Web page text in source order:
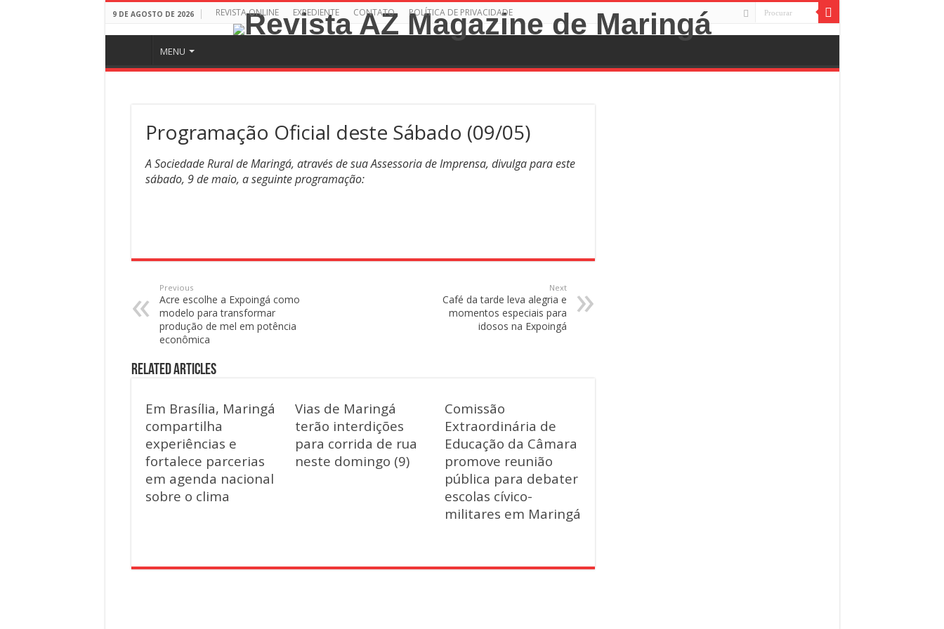
9 DE AGOSTO DE 2026 REVISTA ONLINE EXPEDIENTE CONTATO POLÍTICA DE PRIVACIDADE
MENU
Programação Oficial deste Sábado (09/05)
A Sociedade Rural de Maringá, através de sua Assessoria de Imprensa, divulga para este
sábado, 9 de maio, a seguinte programação:
Previous
Acre escolhe a Expoingá como
modelo para transformar
produção de mel em potência
econômica
Next
Café da tarde leva alegria e
momentos especiais para
idosos na Expoingá
Related Articles
Em Brasília, Maringá
compartilha
experiências e
fortalece parcerias
em agenda nacional
sobre o clima
Vias de Maringá
terão interdições
para corrida de rua
neste domingo (9)
Comissão
Extraordinária de
Educação da Câmara
promove reunião
pública para debater
escolas cívico-
militares em Maringá